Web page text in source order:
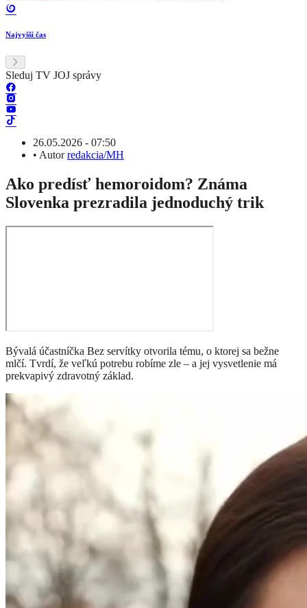
Najvyšší čas
Sleduj TV JOJ správy
26.05.2026 - 07:50
• Autorredakcia/MH
Ako predísť hemoroidom? Známa
Slovenka prezradila jednoduchý trik
Bývalá účastníčka Bez servítky otvorila tému, o ktorej sa bežne
mlčí. Tvrdí, že veľkú potrebu robíme zle – a jej vysvetlenie má
prekvapivý zdravotný základ.